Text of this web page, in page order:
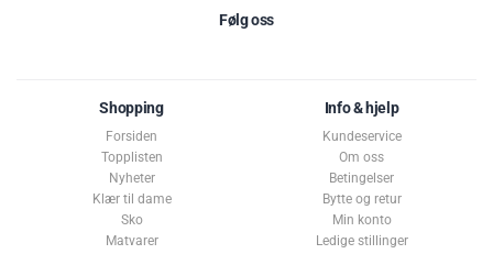
Følg oss
Shopping
Forsiden
Topplisten
Nyheter
Klær til dame
Sko
Matvarer
Info & hjelp
Kundeservice
Om oss
Betingelser
Bytte og retur
Min konto
Ledige stillinger